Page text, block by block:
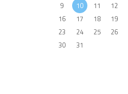
9
10 11 12
16
17 18 19
23
24 25 26
30
31